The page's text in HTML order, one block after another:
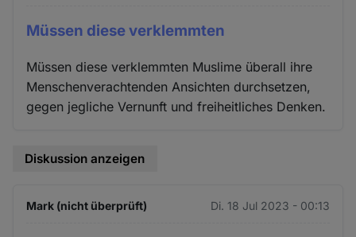
Müssen diese verklemmten
Müssen diese verklemmten Muslime überall ihre
Menschenverachtenden Ansichten durchsetzen,
gegen jegliche Vernunft und freiheitliches Denken.
Diskussion anzeigen
Mark (nicht überprüft) Di. 18 Jul 2023 - 00:13